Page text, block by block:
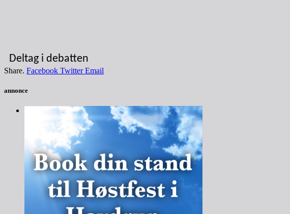
Deltag i debatten
Share. Facebook Twitter Email
annonce